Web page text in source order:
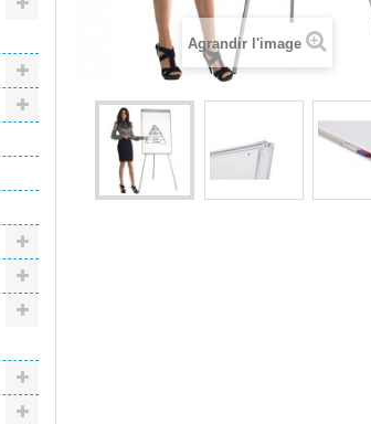
Agrandir l'image